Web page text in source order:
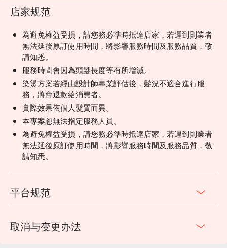
店家规范
為避免權益受損，請您務必準時抵達店家，若遲到則業者
無法延後原訂使用時間，將影響服務時間及服務品質，敬
請知悉。
服務時間會因為頭髮長度等有所增減。
染燙方案若經由設計師專業評估後，髮況不適合進行服
務，將會退款給消費者。
實際效果依個人髮質而異。
本專案恕無法指定服務人員。
為避免權益受損，請您務必準時抵達店家，若遲到則業者
無法延後原訂使用時間，將影響服務時間及服務品質，敬
請知悉。
平台规范
取消与变更办法